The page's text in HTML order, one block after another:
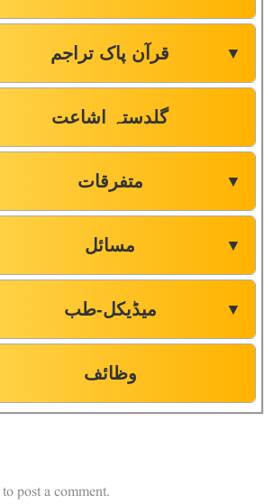
قرآن پاک تراجم ▼
گلدستہ اشاعت
متفرقات ▼
مسائل ▼
میڈیکل-طب ▼
وظائف
to post a comment.